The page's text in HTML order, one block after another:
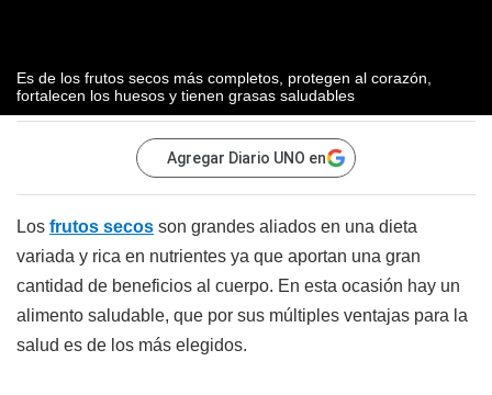
Es de los frutos secos más completos, protegen al corazón,
fortalecen los huesos y tienen grasas saludables
Agregar Diario UNO en
Los frutos secos son grandes aliados en una dieta
variada y rica en nutrientes ya que aportan una gran
cantidad de beneficios al cuerpo. En esta ocasión hay un
alimento saludable, que por sus múltiples ventajas para la
salud es de los más elegidos.